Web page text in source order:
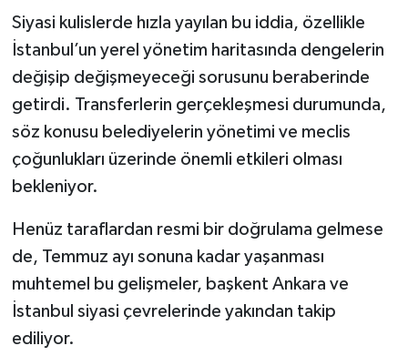
Siyasi kulislerde hızla yayılan bu iddia, özellikle
İstanbul’un yerel yönetim haritasında dengelerin
değişip değişmeyeceği sorusunu beraberinde
getirdi. Transferlerin gerçekleşmesi durumunda,
söz konusu belediyelerin yönetimi ve meclis
çoğunlukları üzerinde önemli etkileri olması
bekleniyor.
Henüz taraflardan resmi bir doğrulama gelmese
de, Temmuz ayı sonuna kadar yaşanması
muhtemel bu gelişmeler, başkent Ankara ve
İstanbul siyasi çevrelerinde yakından takip
ediliyor.